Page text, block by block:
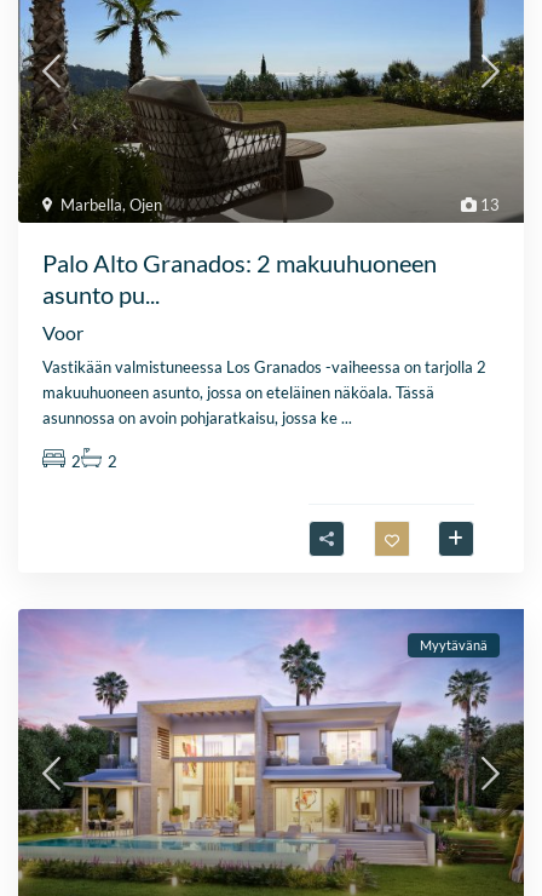
13
Marbella,Ojen
Palo Alto Granados: 2 makuuhuoneen
asunto pu...
Voor
Vastikään valmistuneessa Los Granados -vaiheessa on tarjolla 2
makuuhuoneen asunto, jossa on eteläinen näköala. Tässä
asunnossa on avoin pohjaratkaisu, jossa ke...
2 2
Myytävänä